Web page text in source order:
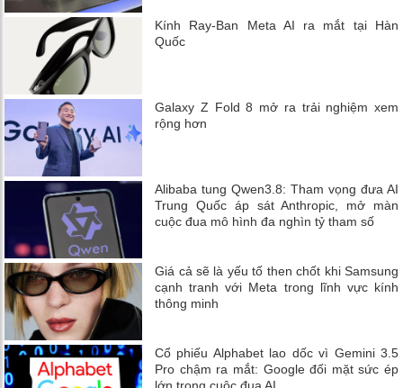
Kính Ray-Ban Meta AI ra mắt tại Hàn
Quốc
Galaxy Z Fold 8 mở ra trải nghiệm xem
rộng hơn
Alibaba tung Qwen3.8: Tham vọng đưa AI
Trung Quốc áp sát Anthropic, mở màn
cuộc đua mô hình đa nghìn tỷ tham số
Giá cả sẽ là yếu tố then chốt khi Samsung
cạnh tranh với Meta trong lĩnh vực kính
thông minh
Cổ phiếu Alphabet lao dốc vì Gemini 3.5
Pro chậm ra mắt: Google đối mặt sức ép